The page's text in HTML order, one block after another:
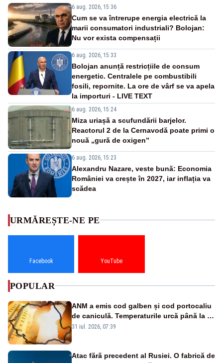
6 aug. 2026, 15:36
Cum se va întrerupe energia electrică la
marii consumatori industriali? Bolojan:
Nu vor exista compensații
6 aug. 2026, 15:33
Bolojan anunță restricțiile de consum
energetic. Centralele pe combustibili
fosili, repornite. La ore de vârf se va apela
la importuri - LIVE TEXT
6 aug. 2026, 15:24
Miza uriașă a scufundării barjelor.
Reactorul 2 de la Cernavodă poate primi o
nouă „gură de oxigen”
6 aug. 2026, 15:23
Alexandru Nazare, veste bună: Economia
României va crește în 2027, iar inflația va
scădea
URMĂREȘTE-NE PE
Facebook YouTube
POPULAR
ANM a emis cod galben și cod portocaliu
de caniculă. Temperaturile urcă până la 38
de grade, iar nopțile devin tropicale
31 iul. 2026, 07:39
Atac fără precedent al Rusiei. O fabrică de